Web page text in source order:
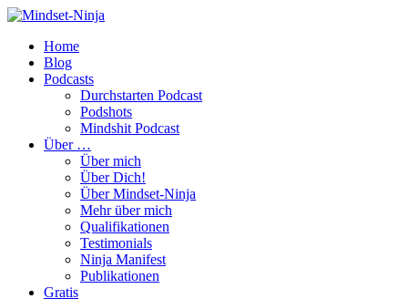
Home
Blog
Podcasts
Durchstarten Podcast
Podshots
Mindshit Podcast
Über …
Über mich
Über Dich!
Über Mindset-Ninja
Mehr über mich
Qualifikationen
Testimonials
Ninja Manifest
Publikationen
Gratis